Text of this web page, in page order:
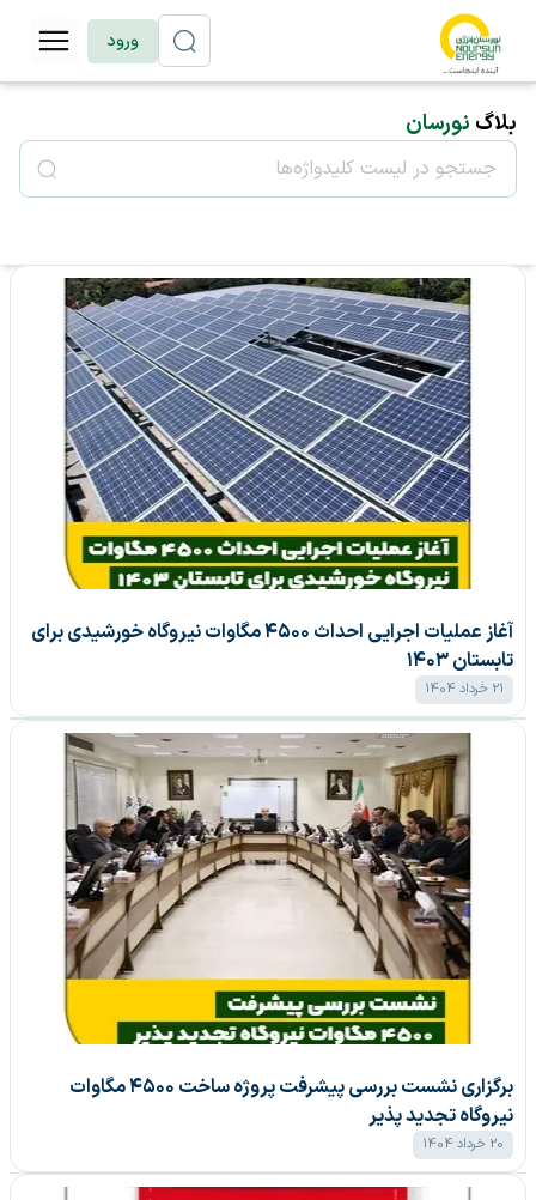
ورود
بلاگ نورسان
آغاز عملیات اجرایی احداث ۴۵۰۰ مگاوات نیروگاه خورشیدی برای
تابستان ۱۴۰۳
21 خرداد 1404
برگزاری نشست بررسی پیشرفت پروژه ساخت ۴۵۰۰ مگاوات
نیروگاه تجدید پذیر
20 خرداد 1404